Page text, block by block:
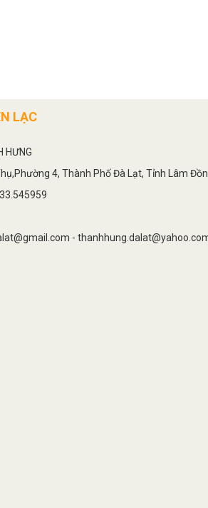
LẠC
HƯNG
4, Thành Phố Đà Lạt, Tỉnh Lâm
-